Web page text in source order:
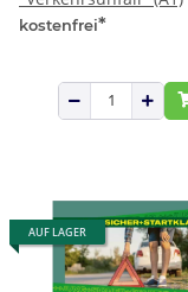
kostenfrei*
AUF LAGER